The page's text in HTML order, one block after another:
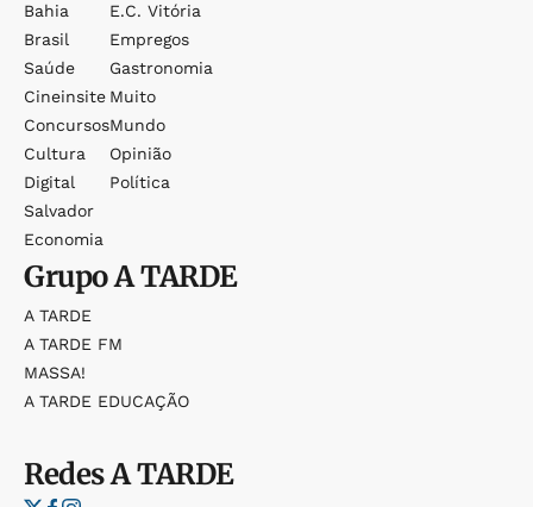
Bahia
Brasil
Saúde
Cineinsite
Concursos
Cultura
Digital
Salvador
Economia
E.c. Vitória
Empregos
Gastronomia
Muito
Mundo
Opinião
Política
GrupoA TARDE
A TARDE
A TARDE FM
MASSA!
A TARDE EDUCAÇÃO
RedesA TARDE